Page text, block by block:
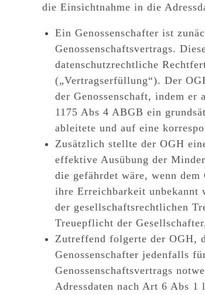
die Einsichtnahme in die
Ein Genossenschafter ist
Genossenschaftsvertrags.
datenschutzrechtliche
(„Vertragserfüllung“). Der
der Genossenschaft, indem er
1175 Abs 4 ABGB ein
ableitete und auf eine
Zusätzlich stellte der OGH
effektive Ausübung der
die gefährdet wäre, wenn dem
ihre Erreichbarkeit unbekannt
der gesellschaftsrechtlichen
Treuepflicht der
Zutreffend folgerte der OGH,
Genossenschafter jedenfalls
Genossenschaftsvertrags
Adressdaten nach Art 6 Abs